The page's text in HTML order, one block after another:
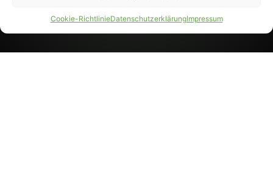
Cookie-RichtlinieDatenschutzerklärungImpressum
PARTNER WERDEN
AGB